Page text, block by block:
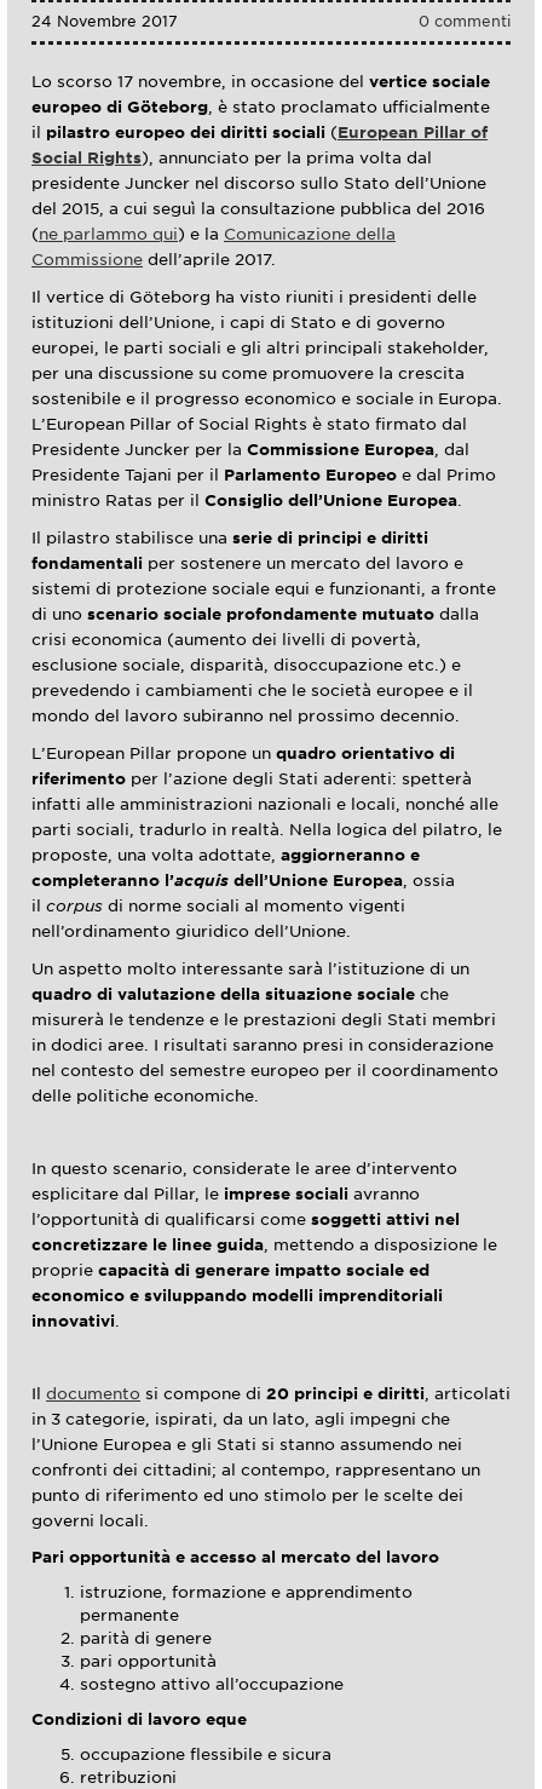
0 commenti
24 Novembre 2017
Lo scorso 17 novembre, in occasione del vertice sociale
europeo di Göteborg , è stato proclamato ufficialmente
il pilastro europeo dei diritti sociali (European Pillar of
Social Rights), annunciato per la prima volta dal
presidente Juncker nel discorso sullo Stato dell’Unione
del 2015, a cui seguì la consultazione pubblica del 2016
(ne parlammo qui) e la Comunicazione della
Commissione dell’aprile 2017.
Il vertice di Göteborg ha visto riuniti i presidenti delle
istituzioni dell’Unione, i capi di Stato e di governo
europei, le parti sociali e gli altri principali stakeholder,
per una discussione su come promuovere la crescita
sostenibile e il progresso economico e sociale in Europa.
L’European Pillar of Social Rights è stato firmato dal
Presidente Juncker per la Commissione Europea , dal
Presidente Tajani per il Parlamento Europeo e dal Primo
ministro Ratas per il Consiglio dell’Unione Europea
Il pilastro stabilisce una serie di principi e diritti
fondamentali per sostenere un mercato del lavoro e
sistemi di protezione sociale equi e funzionanti, a fronte
di uno scenario sociale profondamente mutuato dalla
crisi economica (aumento dei livelli di povertà,
esclusione sociale, disparità, disoccupazione etc.) e
prevedendo i cambiamenti che le società europee e il
mondo del lavoro subiranno nel prossimo decennio.
L’European Pillar propone un quadro orientativo di
riferimento per l’azione degli Stati aderenti: spetterà
infatti alle amministrazioni nazionali e locali, nonché alle
parti sociali, tradurlo in realtà. Nella logica del pilatro, le
proposte, una volta adottate, aggiorneranno e
completeranno l’acquis dell’Unione Europea , ossia
il corpus di norme sociali al momento vigenti
nell’ordinamento giuridico dell’Unione.
Un aspetto molto interessante sarà l’istituzione di un
quadro di valutazione della situazione sociale che
misurerà le tendenze e le prestazioni degli Stati membri
in dodici aree. I risultati saranno presi in considerazione
nel contesto del semestre europeo per il coordinamento
delle politiche economiche.
In questo scenario, considerate le aree d’intervento
esplicitare dal Pillar, le imprese sociali avranno
l’opportunità di qualificarsi come soggetti attivi nel
concretizzare le linee guida , mettendo a disposizione le
proprie capacità di generare impatto sociale ed
economico e sviluppando modelli imprenditoriali
innovativi
Il documento si compone di 20 principi e diritti , articolati
in 3 categorie, ispirati, da un lato, agli impegni che
l’Unione Europea e gli Stati si stanno assumendo nei
confronti dei cittadini; al contempo, rappresentano un
punto di riferimento ed uno stimolo per le scelte dei
governi locali.
Pari opportunità e accesso al mercato del lavoro
istruzione, formazione e apprendimento
permanente
parità di genere
pari opportunità
sostegno attivo all’occupazione
Condizioni di lavoro eque
occupazione flessibile e sicura
retribuzioni